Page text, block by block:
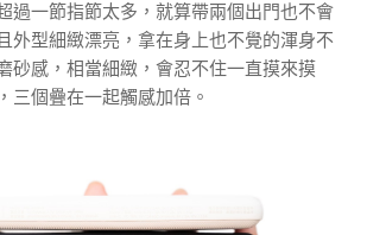
過一節指節太多，就算帶兩個出門也不會
外型細緻漂亮，拿在身上也不覺的渾身不
砂感，相當細緻，會忍不住一直摸來摸
三個疊在一起觸感加倍。